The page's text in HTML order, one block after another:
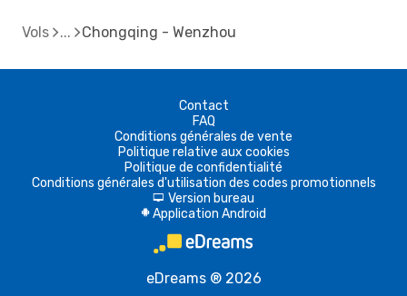
Vols Chongqing - Wenzhou
Contact
FAQ
Conditions générales de vente
Politique relative aux cookies
Politique de confidentialité
Conditions générales d'utilisation des codes promotionnels
d Version bureau
A Application Android
eDreams ® 2026